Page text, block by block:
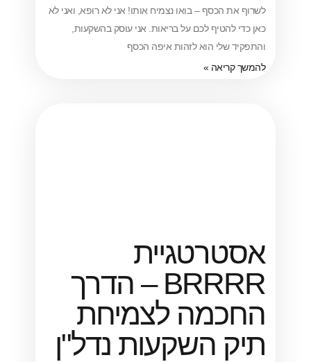
הכסף – בואו נצמיח אותו! אני לא רופא, ואני לא
לכם על בריאות. אני עוסק בהשקעות,
שלי הוא לזהות איפה הכסף
BRRRR – הדרך
לצמיחת
השקעות נדל"ן